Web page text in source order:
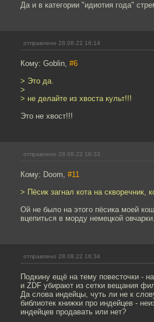
Да и в категории "идиотия года"
отправлено 28.08.22 16:14
Кому: Goblin, #6
> Это да.
>
> не делайте из хвоста культ!!!
Это не хвост!!!
отправлено 28.08.22 16:33
Кому: Doom, #11
> Пёсик загнал кота на скворечник,
Ой не было на этого пëсика моей
вцепиться в морду немецкой
отправлено 28.08.22 16:34
Подкину ещё на тему повесточки -
и ZDF убирают из сетки вещания
Да слова индейцы, чуть ли не к
библиотек книжки про индейцев -
индейцев продавать или нет?